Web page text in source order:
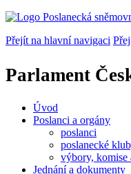
Přejít na hlavní navigaci
Parlament
Úvod
Poslanci a orgány
poslanci
poslanecké
výbory, komise
Jednání a dokumenty